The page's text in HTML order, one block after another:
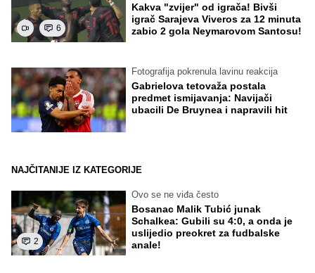
6
Kakva "zvijer" od igrača! Bivši
igrač Sarajeva Viveros za 12 minuta
zabio 2 gola Neymarovom Santosu!
Fotografija pokrenula lavinu reakcija
Gabrielova tetovaža postala
predmet ismijavanja: Navijači
ubacili De Bruynea i napravili hit
NAJČITANIJE IZ KATEGORIJE
2
Ovo se ne viđa često
Bosanac Malik Tubić junak
Schalkea: Gubili su 4:0, a onda je
uslijedio preokret za fudbalske
anale!